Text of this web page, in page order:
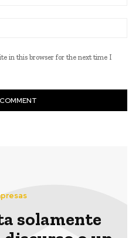
in this browser for the next time I